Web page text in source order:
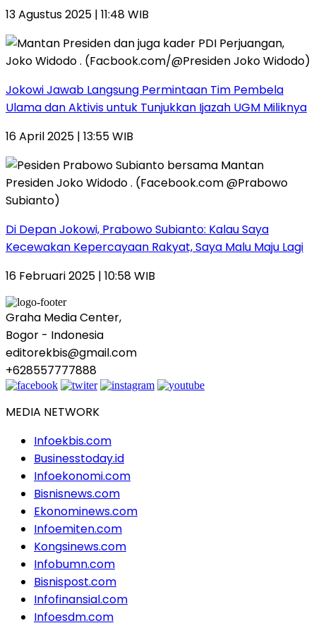
13 Agustus 2025 | 11:48 WIB
Jokowi Jawab Langsung Permintaan Tim Pembela
Ulama dan Aktivis untuk Tunjukkan Ijazah UGM Miliknya
16 April 2025 | 13:55 WIB
Di Depan Jokowi, Prabowo Subianto: Kalau Saya
Kecewakan Kepercayaan Rakyat, Saya Malu Maju Lagi
16 Februari 2025 | 10:58 WIB
Graha Media Center,
Bogor - Indonesia
editorekbis@gmail.com
+628557777888
MEDIA NETWORK
Infoekbis.com
Businesstoday.id
Infoekonomi.com
Bisnisnews.com
Ekonominews.com
Infoemiten.com
Kongsinews.com
Infobumn.com
Bisnispost.com
Infofinansial.com
Infoesdm.com